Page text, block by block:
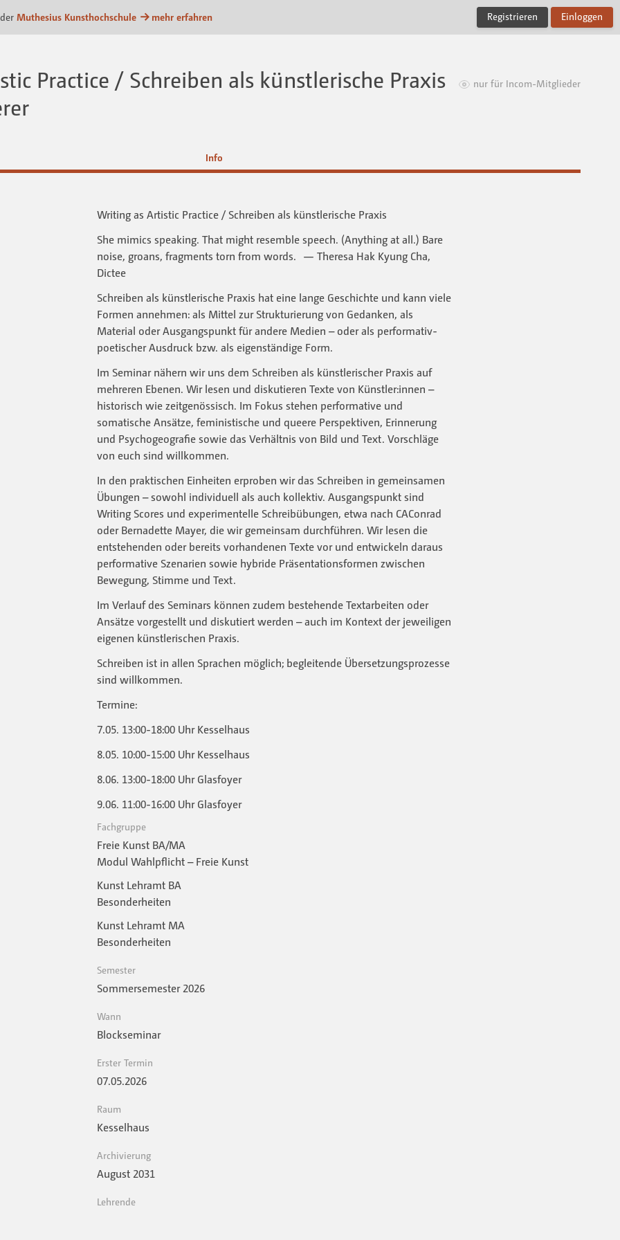
Muthesius Kunsthochschule mehr erfahren Registrieren Einloggen
Practice / Schreiben als künstlerische Praxis
nur für Incom-Mitglieder
Info
Writing as Artistic Practice / Schreiben als künstlerische Praxis
She mimics speaking. That might resemble speech. (Anything at all.) Bare
noise, groans, fragments torn from words. — Theresa Hak Kyung Cha,
Dictee
Schreiben als künstlerische Praxis hat eine lange Geschichte und kann viele
Formen annehmen: als Mittel zur Strukturierung von Gedanken, als
Material oder Ausgangspunkt für andere Medien – oder als performativ-
poetischer Ausdruck bzw. als eigenständige Form.
Im Seminar nähern wir uns dem Schreiben als künstlerischer Praxis auf
mehreren Ebenen. Wir lesen und diskutieren Texte von Künstler:innen –
historisch wie zeitgenössisch. Im Fokus stehen performative und
somatische Ansätze, feministische und queere Perspektiven, Erinnerung
und Psychogeografie sowie das Verhältnis von Bild und Text. Vorschläge
von euch sind willkommen.
In den praktischen Einheiten erproben wir das Schreiben in gemeinsamen
Übungen – sowohl individuell als auch kollektiv. Ausgangspunkt sind
Writing Scores und experimentelle Schreibübungen, etwa nach CAConrad
oder Bernadette Mayer, die wir gemeinsam durchführen. Wir lesen die
entstehenden oder bereits vorhandenen Texte vor und entwickeln daraus
performative Szenarien sowie hybride Präsentationsformen zwischen
Bewegung, Stimme und Text.
Im Verlauf des Seminars können zudem bestehende Textarbeiten oder
Ansätze vorgestellt und diskutiert werden – auch im Kontext der jeweiligen
eigenen künstlerischen Praxis.
Schreiben ist in allen Sprachen möglich; begleitende Übersetzungsprozesse
sind willkommen.
Termine:
7.05. 13:00-18:00 Uhr Kesselhaus
8.05. 10:00-15:00 Uhr Kesselhaus
8.06. 13:00-18:00 Uhr Glasfoyer
9.06. 11:00-16:00 Uhr Glasfoyer
Fachgruppe
Freie Kunst BA/MA
Modul Wahlpflicht – Freie Kunst
Kunst Lehramt BA
Besonderheiten
Kunst Lehramt MA
Besonderheiten
Semester
Sommersemester 2026
Wann
Blockseminar
Erster Termin
07.05.2026
Raum
Kesselhaus
Archivierung
August 2031
Lehrende